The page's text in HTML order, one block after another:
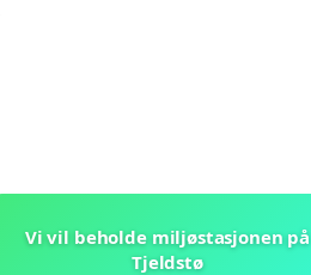
Vi vil beholde miljøstasjonen på
Tjeldstø